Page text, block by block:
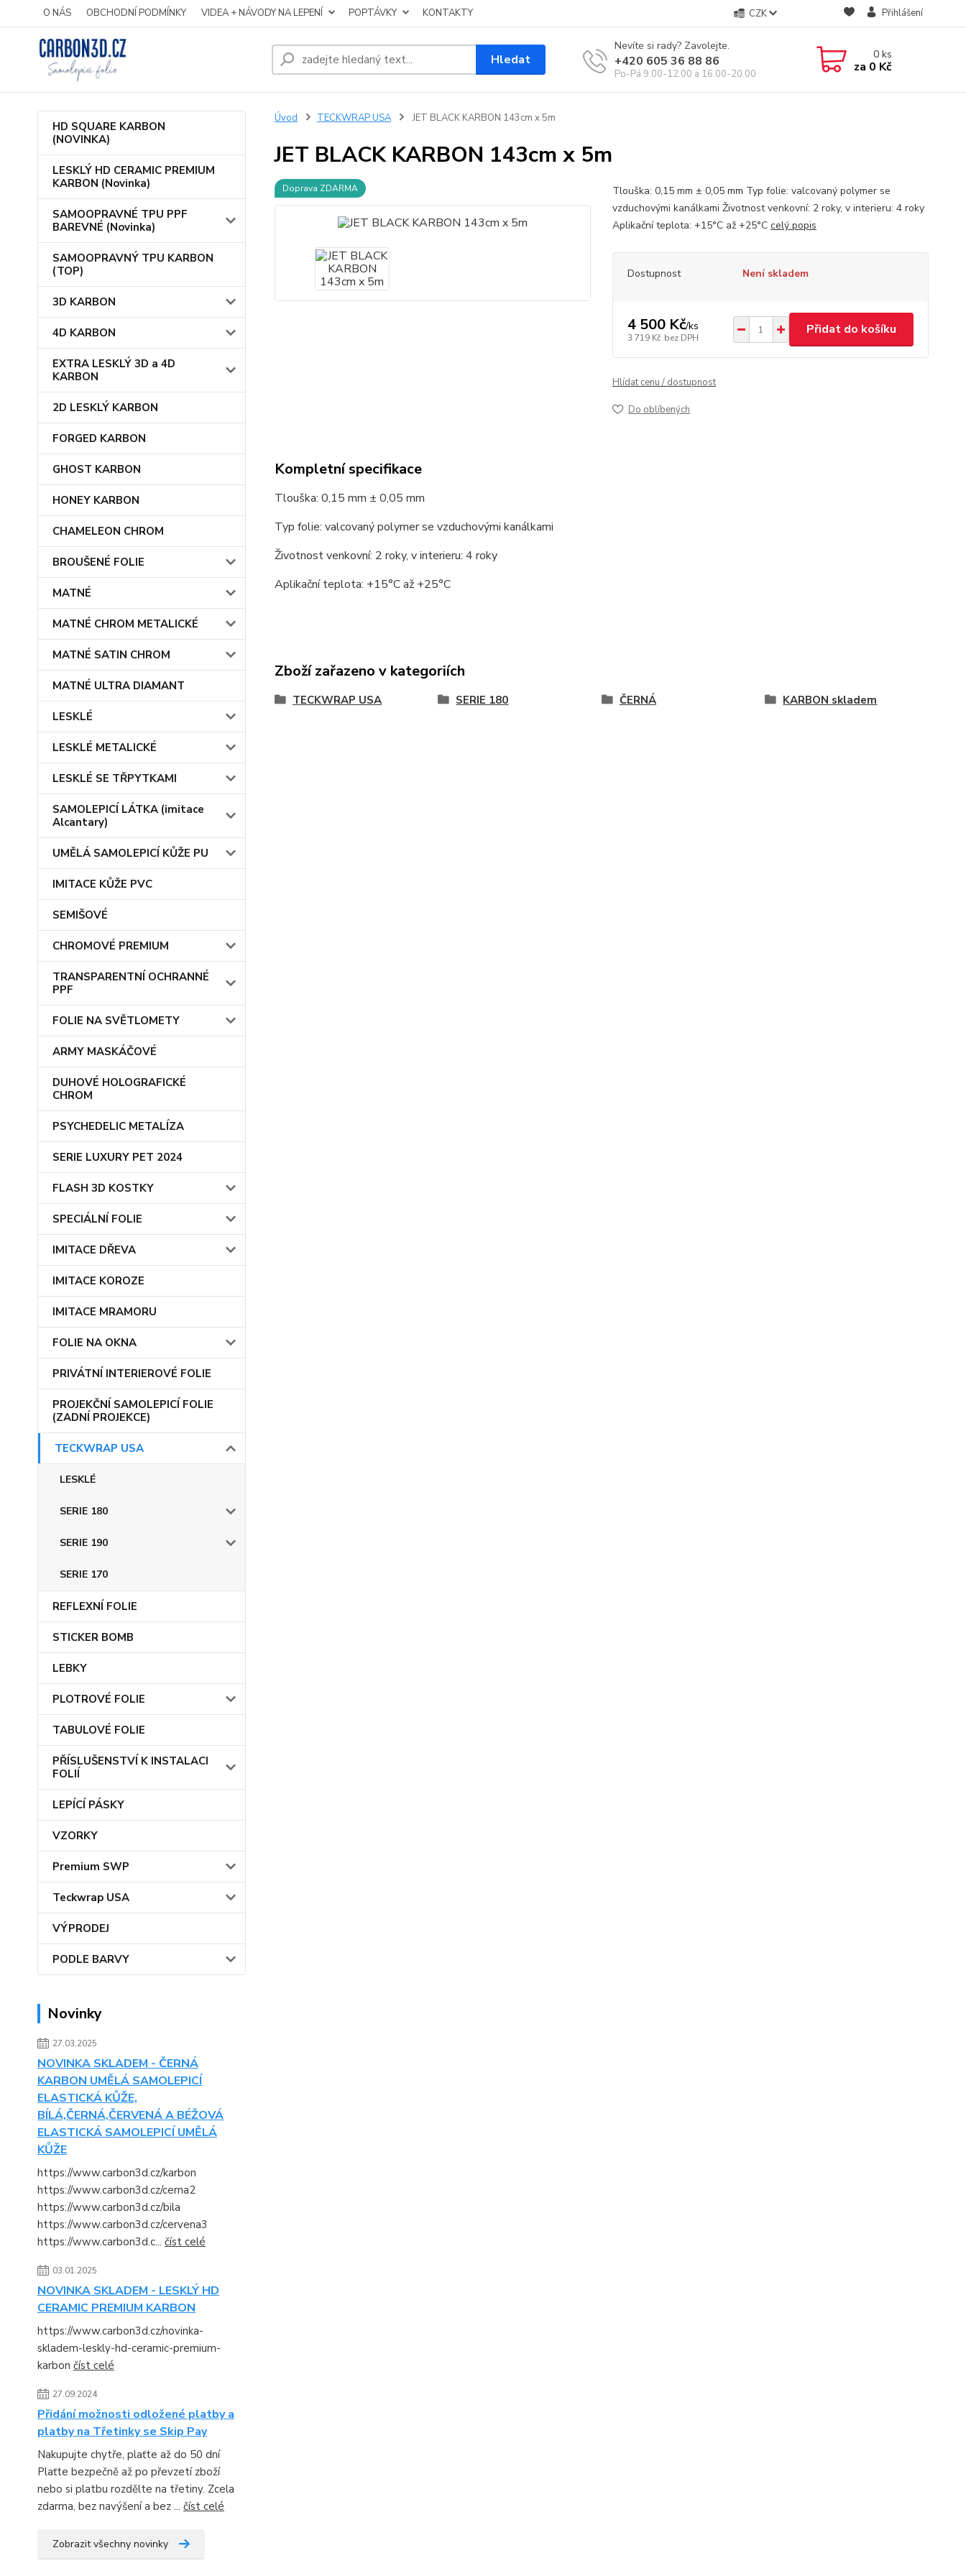
O NÁS OBCHODNÍ PODMÍNKY VIDEA + NÁVODY NA LEPENÍ POPTÁVKY KONTAKTY CZK Přihlášení
Hledat
Nevíte si rady? Zavolejte.
+420 605 36 88 86
Po-Pá 9.00-12.00 a 16.00-20.00
0ks
za 0 Kč
HD SQUARE KARBON
(NOVINKA)
LESKLÝ HD CERAMIC PREMIUM
KARBON (Novinka)
SAMOOPRAVNÉ TPU PPF
BAREVNÉ (Novinka)
SAMOOPRAVNÝ TPU KARBON
(TOP)
3D KARBON
4D KARBON
EXTRA LESKLÝ 3D a 4D
KARBON
2D LESKLÝ KARBON
FORGED KARBON
GHOST KARBON
HONEY KARBON
CHAMELEON CHROM
BROUŠENÉ FOLIE
MATNÉ
MATNÉ CHROM METALICKÉ
MATNÉ SATIN CHROM
MATNÉ ULTRA DIAMANT
LESKLÉ
LESKLÉ METALICKÉ
LESKLÉ SE TŘPYTKAMI
SAMOLEPICÍ LÁTKA (imitace
Alcantary)
UMĚLÁ SAMOLEPICÍ KŮŽE PU
IMITACE KŮŽE PVC
SEMIŠOVÉ
CHROMOVÉ PREMIUM
TRANSPARENTNÍ OCHRANNÉ
PPF
FOLIE NA SVĚTLOMETY
ARMY MASKÁČOVÉ
DUHOVÉ HOLOGRAFICKÉ
CHROM
PSYCHEDELIC METALÍZA
SERIE LUXURY PET 2024
FLASH 3D KOSTKY
SPECIÁLNÍ FOLIE
IMITACE DŘEVA
IMITACE KOROZE
IMITACE MRAMORU
FOLIE NA OKNA
PRIVÁTNÍ INTERIEROVÉ FOLIE
PROJEKČNÍ SAMOLEPICÍ FOLIE
(ZADNÍ PROJEKCE)
TECKWRAP USA
LESKLÉ
SERIE 180
SERIE 190
SERIE 170
REFLEXNÍ FOLIE
STICKER BOMB
LEBKY
PLOTROVÉ FOLIE
TABULOVÉ FOLIE
PŘÍSLUŠENSTVÍ K INSTALACI
FOLIÍ
LEPÍCÍ PÁSKY
VZORKY
Premium SWP
Teckwrap USA
VÝPRODEJ
PODLE BARVY
Novinky
27.03.2025
NOVINKA SKLADEM - ČERNÁ
KARBON UMĚLÁ SAMOLEPICÍ
ELASTICKÁ KŮŽE,
BÍLÁ,ČERNÁ,ČERVENÁ A BÉŽOVÁ
ELASTICKÁ SAMOLEPICÍ UMĚLÁ
KŮŽE
https://www.carbon3d.cz/karbon
https://www.carbon3d.cz/cerna2
https://www.carbon3d.cz/bila
https://www.carbon3d.cz/cervena3
https://www.carbon3d.c... číst celé
03.01.2025
NOVINKA SKLADEM - LESKLÝ HD
CERAMIC PREMIUM KARBON
https://www.carbon3d.cz/novinka-
skladem-leskly-hd-ceramic-premium-
karbon číst celé
27.09.2024
Přidání možnosti odložené platby a
platby na Třetinky se Skip Pay
Nakupujte chytře, plaťte až do 50 dní
Plaťte bezpečně až po převzetí zboží
nebo si platbu rozdělte na třetiny. Zcela
zdarma, bez navýšení a bez ... číst celé
Zobrazit všechny novinky
Úvod TECKWRAP USA JET BLACK KARBON 143cm x 5m
JET BLACK KARBON 143cm x 5m
Doprava ZDARMA
Tlouška: 0,15 mm ± 0,05 mm Typ folie: valcovaný polymer se
vzduchovými kanálkami Životnost venkovní: 2 roky, v interieru: 4 roky
Aplikační teplota: +15°С až +25°С celý popis
Dostupnost Není skladem
4 500 Kč/ks
3 719 Kč bez DPH
Přidat do košíku
Hlídat cenu / dostupnost
Do oblíbených
Kompletní specifikace
Tlouška: 0,15 mm ± 0,05 mm
Typ folie: valcovaný polymer se vzduchovými kanálkami
Životnost venkovní: 2 roky, v interieru: 4 roky
Aplikační teplota: +15°С až +25°С
Zboží zařazeno v kategoriích
TECKWRAP USA SERIE 180 ČERNÁ KARBON skladem